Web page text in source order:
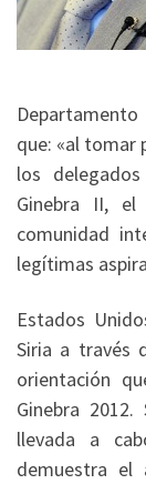
que: «al tomar
los
Ginebra II,
comunidad
legítimas
Estados
Siria a través
orientación
Ginebra
llevada a
demuestra el